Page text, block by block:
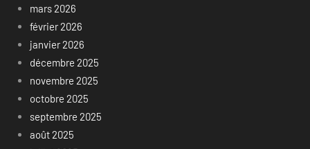
mars 2026
février 2026
janvier 2026
décembre 2025
novembre 2025
octobre 2025
septembre 2025
août 2025